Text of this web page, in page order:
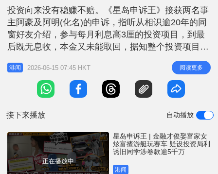
n
c
t
r
e
投资向来没有稳赚不赔。《星岛申诉王》接获两名事
主阿豪及阿明(化名)的申诉，指听从相识逾20年的同
窗好友介绍，参与每月利息高3厘的投资项目，到最
后既无息收，本金又未能取回，据知整个投资项目涉
及的金额接近5千万元，怀疑堕入投资骗局。被指利
用高息吸金的男子姓陆，现年39岁，阿豪及阿明指对
方出身本港传统名校，曾在外国留学，陆男负笈回港
后，迎娶了家族拥有慈善基金的富家女，并先后担任
港闻 2026-06-15 07:45 HKT 阅读更多
接下来播放 自动播放
正在播放中
星岛申诉王 | 金融才俊娶富家女
炫富揸游艇玩赛车 疑设投资局利
诱旧同学涉卷款逾5千万
港闻